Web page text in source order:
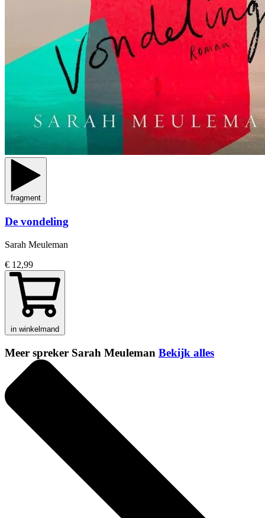
fragment
De vondeling
Sarah Meuleman
€ 12,99
in winkelmand
Meer spreker Sarah Meuleman Bekijk alles